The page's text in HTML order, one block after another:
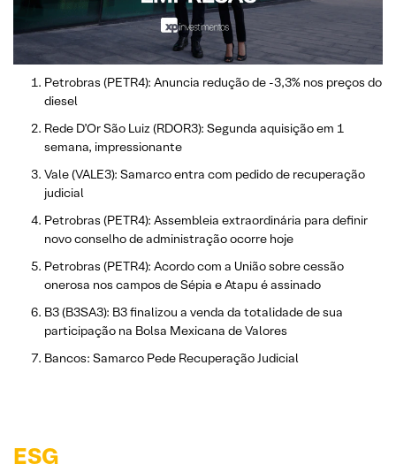
Petrobras (PETR4): Anuncia redução de -3,3% nos preços do
diesel
Rede D’Or São Luiz (RDOR3): Segunda aquisição em 1
semana, impressionante
Vale (VALE3): Samarco entra com pedido de recuperação
judicial
Petrobras (PETR4): Assembleia extraordinária para definir
novo conselho de administração ocorre hoje
Petrobras (PETR4): Acordo com a União sobre cessão
onerosa nos campos de Sépia e Atapu é assinado
B3 (B3SA3): B3 finalizou a venda da totalidade de sua
participação na Bolsa Mexicana de Valores
Bancos: Samarco Pede Recuperação Judicial
ESG